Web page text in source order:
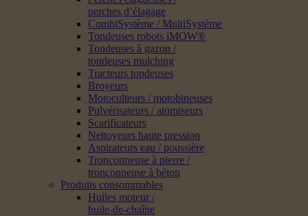
perches d’élagage
CombiSystème / MultiSystème
Tondeuses robots iMOW®
Tondeuses à gazon /
tondeuses mulching
Tracteurs tondeuses
Broyeurs
Motoculteurs / motobineuses
Pulvérisateurs / atomiseurs
Scarificateurs
Nettoyeurs haute pression
Aspirateurs eau / poussière
Tronçonneuse à pierre /
tronçonneuse à béton
Produits consommables
Huiles moteur /
huile-de-chaîne